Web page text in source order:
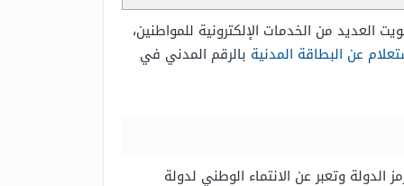
العديد من الخدمات الإلكترونية للمواطنين،
عن البطاقة المدنية بالرقم المدني في
وتعبر عن الانتماء الوطني لدولة